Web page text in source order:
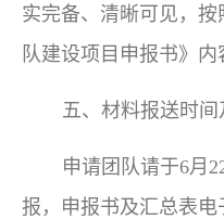
实完备、清晰可见，
队建设项目申报书》内
五、材料报送时间
申请团队请于6月
报，申报书及汇总表电